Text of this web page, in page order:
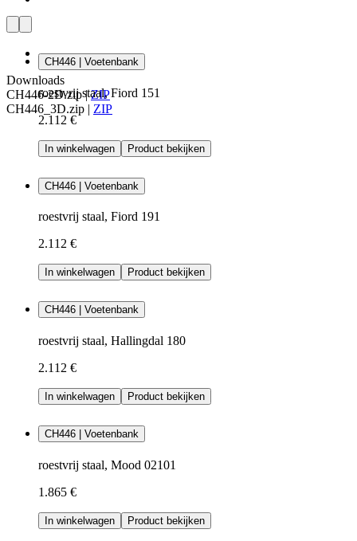
Downloads
CH446-2D.zip|ZIP
CH446_3D.zip | ZIP
CH446 | Voetenbank
roestvrij staal, Fiord 151
2.112 €
In winkelwagen Product bekijken
CH446 | Voetenbank
roestvrij staal, Fiord 191
2.112 €
In winkelwagen Product bekijken
CH446 | Voetenbank
roestvrij staal, Hallingdal 180
2.112 €
In winkelwagen Product bekijken
CH446 | Voetenbank
roestvrij staal, Mood 02101
1.865 €
In winkelwagen Product bekijken